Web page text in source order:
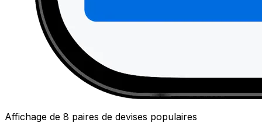
Affichage de 8 paires de devises populaires